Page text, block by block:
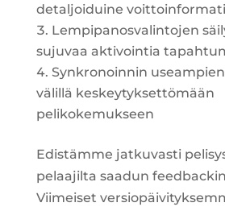
detaljoiduine
Lempipanosvalintojen
sujuvaa aktivointia
Synkronoinnin
välillä keskeytyksettömään
pelikokemukseen
Edistämme jatkuvasti
pelaajilta saadun
Viimeiset